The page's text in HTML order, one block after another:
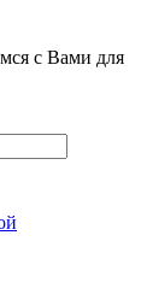
с Вами для